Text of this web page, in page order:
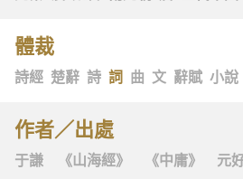
體裁
詩經 楚辭 詩 詞 曲 文 辭賦 小說
作者／出處
于謙 《山海經》 《中庸》 元